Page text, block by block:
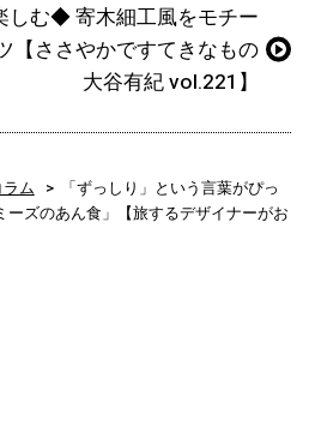
しむ◆ 寄木細工風をモチー
【ささやかですてきなもの
大谷有紀 vol.221】
ム
「ずっしり」という言葉がぴっ
ズのあん食」【旅するデザイナーがお